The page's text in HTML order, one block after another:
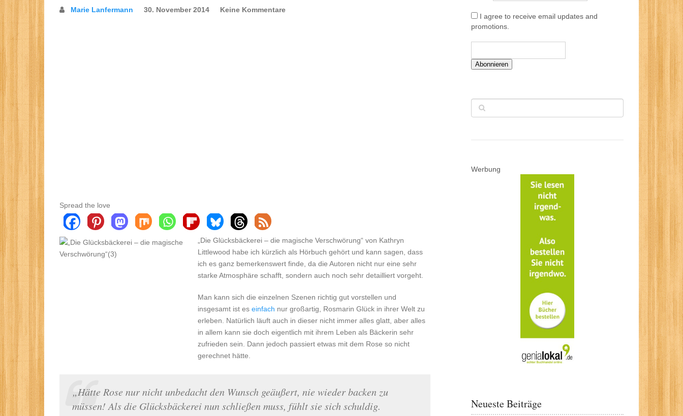
Marie Lanfermann 30. November 2014 Keine Kommentare
Spread the love
„Die Glücksbäckerei – die magische Verschwörung“ von Kathryn
Littlewood habe ich kürzlich als Hörbuch gehört und kann sagen, dass
ich es ganz bemerkenswert finde, da die Autoren nicht nur eine sehr
starke Atmosphäre schafft, sondern auch noch sehr detailliert vorgeht.
Man kann sich die einzelnen Szenen richtig gut vorstellen und
insgesamt ist es einfach nur großartig, Rosmarin Glück in ihrer Welt zu
erleben. Natürlich läuft auch in dieser nicht immer alles glatt, aber alles
in allem kann sie doch eigentlich mit ihrem Leben als Bäckerin sehr
zufrieden sein. Dann jedoch passiert etwas mit dem Rose so nicht
gerechnet hätte.
„Hätte Rose nur nicht unbedacht den Wunsch geäußert, nie wieder backen zu
müssen! Als die Glücksbäckerei nun schließen muss, fühlt sie sich schuldig.
I agree to receive email updates and
promotions.
Abonnieren
Werbung
Neueste Beiträge